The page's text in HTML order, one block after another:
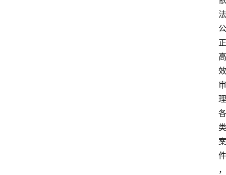
法
公
正
高
效
审
理
各
类
案
件
，